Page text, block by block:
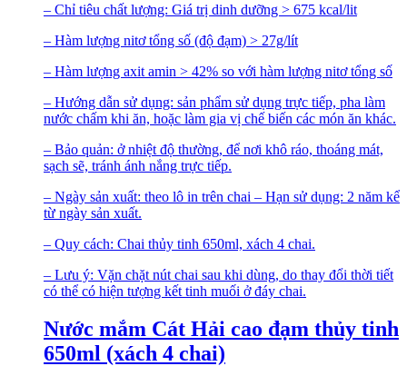
– Chỉ tiêu chất lượng: Giá trị dinh dưỡng > 675 kcal/lit
– Hàm lượng nitơ tổng số (độ đạm) > 27g/lít
– Hàm lượng axit amin > 42% so với hàm lượng nitơ tổng số
– Hướng dẫn sử dụng: sản phẩm sử dụng trực tiếp, pha làm
nước chấm khi ăn, hoặc làm gia vị chế biến các món ăn khác.
– Bảo quản: ở nhiệt độ thường, để nơi khô ráo, thoáng mát,
sạch sẽ, tránh ánh nắng trực tiếp.
– Ngày sản xuất: theo lô in trên chai – Hạn sử dụng: 2 năm kể
từ ngày sản xuất.
– Quy cách: Chai thủy tinh 650ml, xách 4 chai.
– Lưu ý: Vặn chặt nút chai sau khi dùng, do thay đổi thời tiết
có thể có hiện tượng kết tinh muối ở đáy chai.
Nước mắm Cát Hải cao đạm thủy tinh
650ml (xách 4 chai)